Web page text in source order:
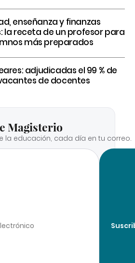
enseñanza y finanzas
la receta de un profesor para
más preparados
adjudicadas el 99 % de
de docentes
Magisterio
la educación, cada día en tu correo.